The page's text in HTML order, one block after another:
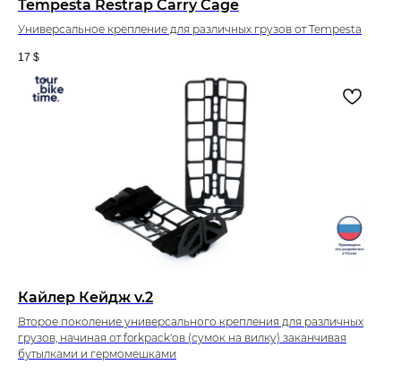
Tempesta Restrap Carry Cage
Универсальное крепление для различных грузов от Tempesta
17 $
Кайлер Кейдж v.2
Второе поколение универсального крепления для различных
грузов, начиная от forkpack'ов (сумок на вилку) заканчивая
бутылками и гермомешками